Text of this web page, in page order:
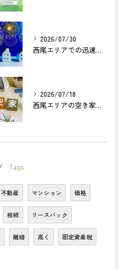
2026/07/30
西尾エリアでの迅速確実な不動産買取のポイントは？
2026/07/18
西尾エリアの空き家売却で利益最大化する方法とは？
Tags
不動産 マンション 価格
相続 リースバック
離婚 高く 固定資産税